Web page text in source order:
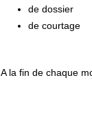
de dossier
de courtage
A la fin de chaque